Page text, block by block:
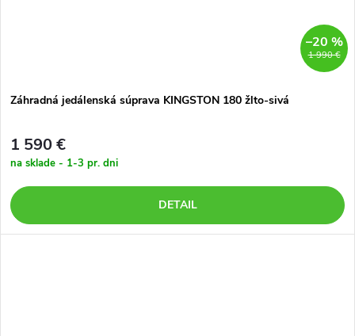
1 990 €
–20 %
Záhradná jedálenská súprava KINGSTON 180 žlto-sivá
1 590 €
na sklade - 1-3 pr. dni
DETAIL